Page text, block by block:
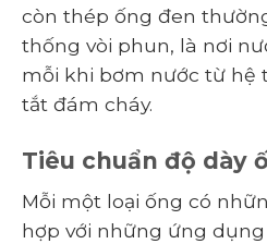
còn thép ống đen
thống vòi phun, là nơi
mỗi khi bơm nước từ hệ
tắt đám cháy.
Tiêu chuẩn độ dày
Mỗi một loại ống có
hợp với những ứng